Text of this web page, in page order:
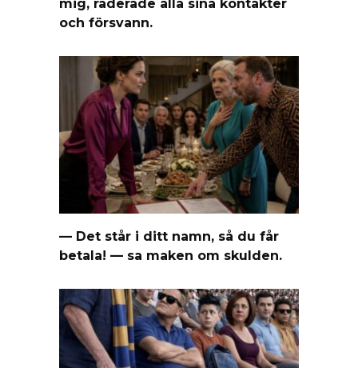
mig, raderade alla sina kontakter
och försvann.
— Det står i ditt namn, så du får
betala! — sa maken om skulden.